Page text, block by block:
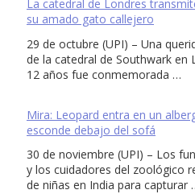
La catedral de Londres
su amado gato callejero
29 de octubre (UPI) – Una
de la catedral de Southwark en
12 años fue conmemorada …
Mira: Leopard entra en un
esconde debajo del sofá
30 de noviembre (UPI) – Los
y los cuidadores del zoológico
de niñas en India para capturar